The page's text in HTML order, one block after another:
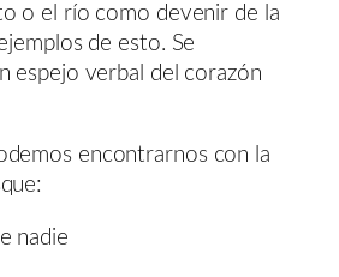
o el río como devenir de la
de esto. Se
espejo verbal del corazón
encontrarnos con la
nadie